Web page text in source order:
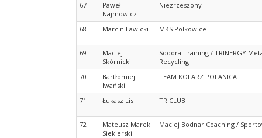
67
Paweł
Najmowicz
Niezrzeszony
68 Marcin Ławicki MKS Polkowice
69
Maciej
Skórnicki
Sqoora Training / TRINERGY
Recycling
70
Bartłomiej
Iwański
TEAM KOLARZ POLANICA
71 Łukasz Lis TRICLUB
72
Mateusz Marek
Siekierski
Maciej Bodnar Coaching /